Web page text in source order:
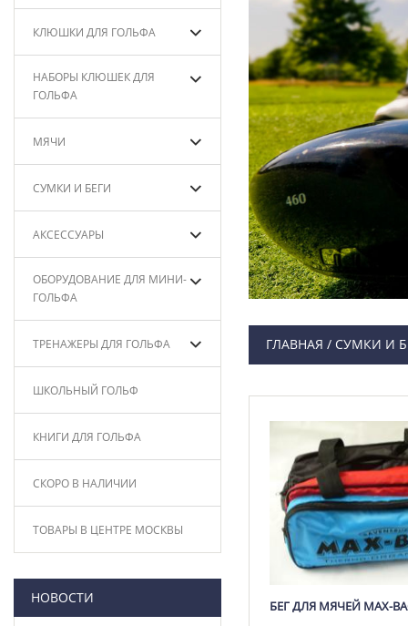
КЛЮШКИ ДЛЯ ГОЛЬФА
НАБОРЫ КЛЮШЕК ДЛЯ
ГОЛЬФА
МЯЧИ
СУМКИ И БЕГИ
АКСЕССУАРЫ
ОБОРУДОВАНИЕ ДЛЯ МИНИ-
ГОЛЬФА
ТРЕНАЖЕРЫ ДЛЯ ГОЛЬФА
ШКОЛЬНЫЙ ГОЛЬФ
КНИГИ ДЛЯ ГОЛЬФА
СКОРО В НАЛИЧИИ
ТОВАРЫ В ЦЕНТРЕ МОСКВЫ
НОВОСТИ
ГЛАВНАЯ / СУМКИ И
БЕГ ДЛЯ МЯЧЕЙ MAX-